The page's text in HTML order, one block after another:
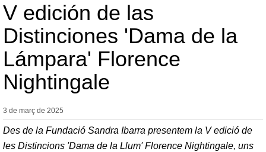
V edición de las
Distinciones 'Dama de la
Lámpara' Florence
Nightingale
3 de març de 2025
Des de la Fundació Sandra Ibarra presentem la V edició de
les Distincions 'Dama de la Llum' Florence Nightingale, uns